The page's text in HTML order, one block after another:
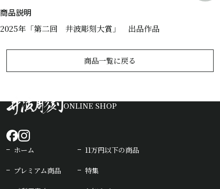
2025年「第二回 井波彫刻大賞」 出品作品
商品一覧に戻る
ONLINE SHOP
ホーム 11万円以下の商品
プレミアム商品 特集